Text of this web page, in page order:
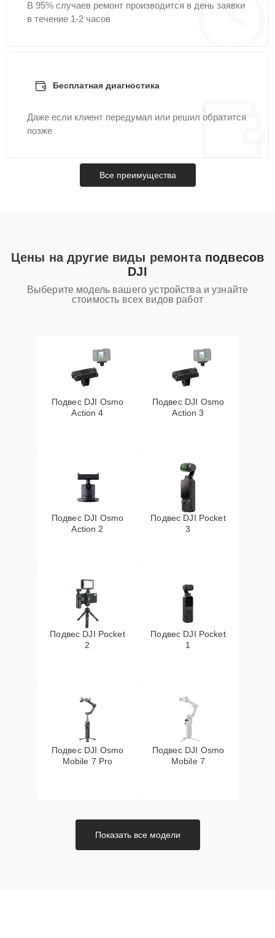
В 95% случаев ремонт производится в день заявки
в течение 1-2 часов
Бесплатная диагностика
Даже если клиент передумал или решил обратится
позже
Все преимущества
Цены на другие виды ремонта подвесов
DJI
Выберите модель вашего устройства и узнайте
стоимость всех видов работ
Подвес DJI Osmo
Action 4
Подвес DJI Osmo
Action 3
Подвес DJI Osmo
Action 2
Подвес DJI Pocket
3
Подвес DJI Pocket
2
Подвес DJI Pocket
1
Подвес DJI Osmo
Mobile 7 Pro
Подвес DJI Osmo
Mobile 7
Показать все модели